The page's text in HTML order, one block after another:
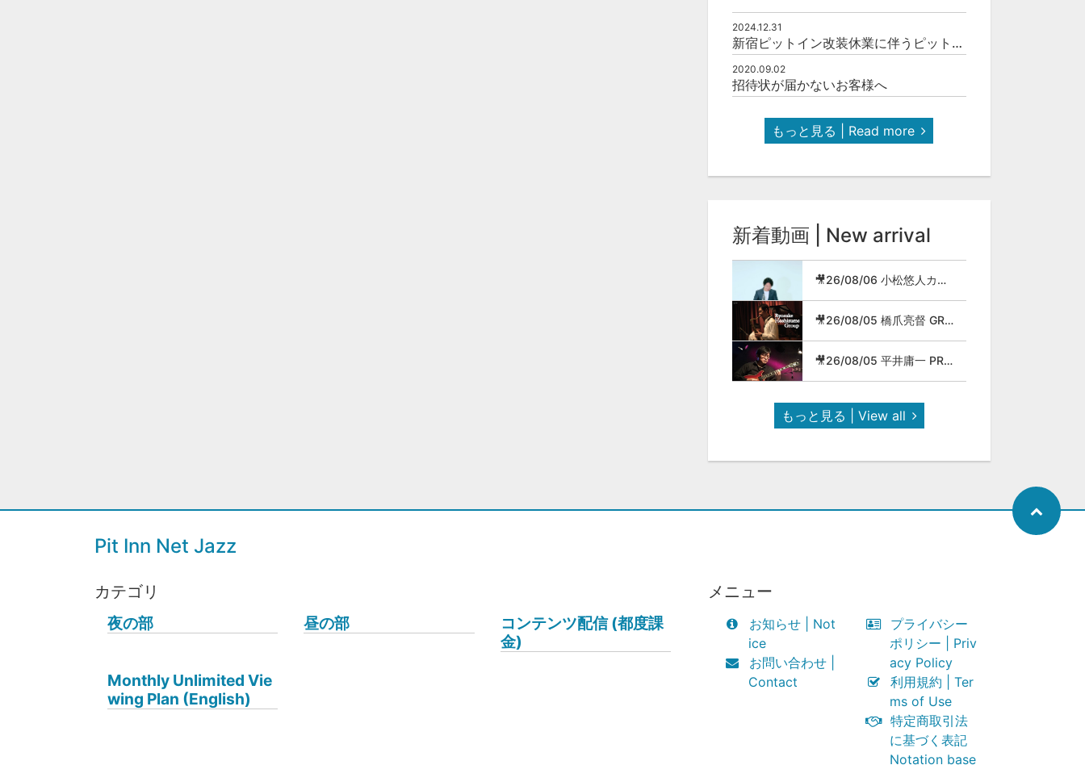
2024.12.31
新宿ピットイン改装休業に伴うピットインネットジャズのご案内
2020.09.02
招待状が届かないお客様へ
もっと見る | Read more
新着動画 | New arrival
🎥26/08/06 小松悠人カルテット
🎥26/08/05 橋爪亮督 GROUP
🎥26/08/05 平井庸一 PROG JAZZ METAL BAND
もっと見る | View all
Pit Inn Net Jazz
カテゴリ
夜の部
昼の部
コンテンツ配信 (都度課
金)
Monthly Unlimited Vie
wing Plan (English)
メニュー
お知らせ | Not
ice
お問い合わせ |
Contact
プライバシー
ポリシー | Priv
acy Policy
利用規約 | Ter
ms of Use
特定商取引法
に基づく表記
Notation base